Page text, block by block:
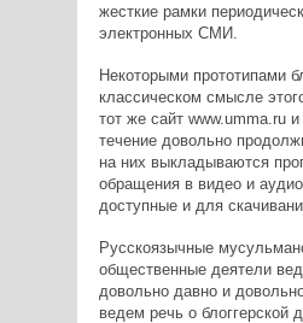
жесткие рамки
электронных СМИ.
Некоторыми прототипами
классическом смысле
тот же сайт www.umma.ru
течение довольно
на них выкладываются
обращения в видео и
доступные и для
Русскоязычные
общественные деятели
довольно давно и
ведем речь о блоггерской